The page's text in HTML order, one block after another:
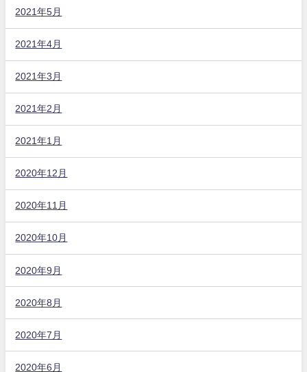
2021年5月
2021年4月
2021年3月
2021年2月
2021年1月
2020年12月
2020年11月
2020年10月
2020年9月
2020年8月
2020年7月
2020年6月